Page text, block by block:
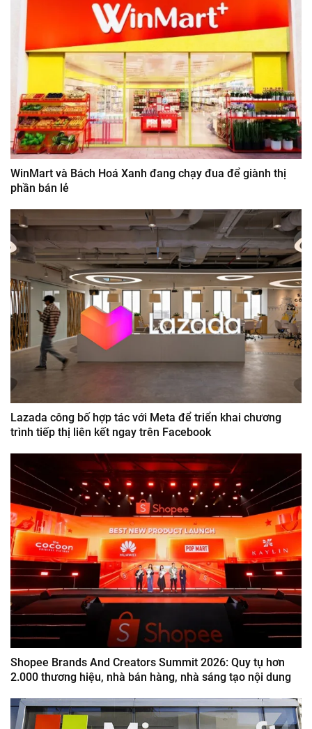
WinMart và Bách Hoá Xanh đang chạy đua để giành thị
phần bán lẻ
Lazada công bố hợp tác với Meta để triển khai chương
trình tiếp thị liên kết ngay trên Facebook
Shopee Brands And Creators Summit 2026: Quy tụ hơn
2.000 thương hiệu, nhà bán hàng, nhà sáng tạo nội dung